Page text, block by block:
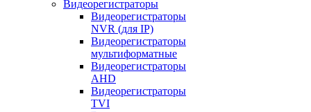
Видеорегистраторы
Видеорегистраторы
NVR (для IP)
Видеорегистраторы
мультиформатные
Видеорегистраторы
AHD
Видеорегистраторы
TVI